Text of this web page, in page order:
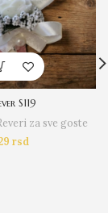
S119
za sve goste
rsd